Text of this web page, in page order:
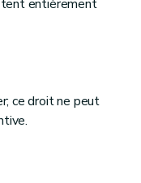
entièrement
ce droit ne peut